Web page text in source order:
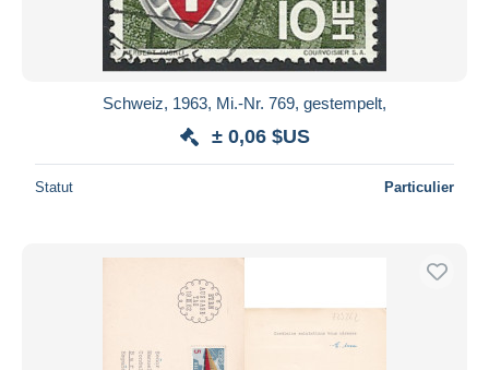
Schweiz, 1963, Mi.-Nr. 769, gestempelt,
± 0,06 $US
Statut Particulier